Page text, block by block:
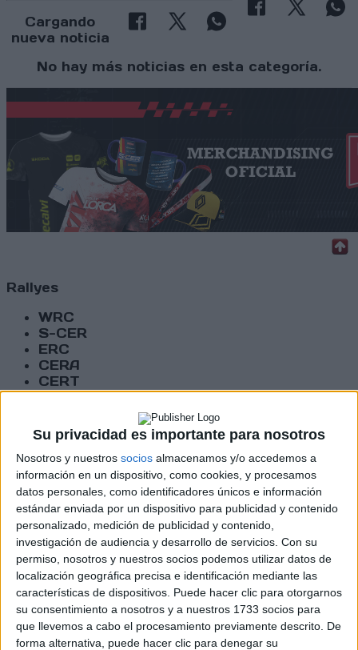
Su privacidad es importante para nosotros
Nosotros y nuestros socios almacenamos y/o accedemos a
información en un dispositivo, como cookies, y procesamos
datos personales, como identificadores únicos e información
estándar enviada por un dispositivo para publicidad y contenido
personalizado, medición de publicidad y contenido,
investigación de audiencia y desarrollo de servicios. Con su
permiso, nosotros y nuestros socios podemos utilizar datos de
localización geográfica precisa e identificación mediante las
características de dispositivos. Puede hacer clic para otorgarnos
su consentimiento a nosotros y a nuestros 1733 socios para
que llevemos a cabo el procesamiento previamente descrito. De
forma alternativa, puede hacer clic para denegar su
Cargando
nueva noticia
No hay más noticias en esta categoría.
Rallyes
WRC
S-CER
ERC
CERA
CERT
Internacionales
Campeonatos Autonómicos
Históricos
Dakar
RallyCross
Circuitos
F1
Fórmula E
F2 / F3 / F4
Resistencia
Indycar
Otros
Producto